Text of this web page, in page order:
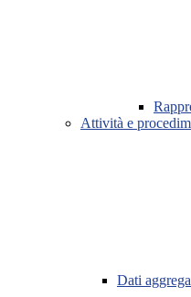
Attività e
Dati